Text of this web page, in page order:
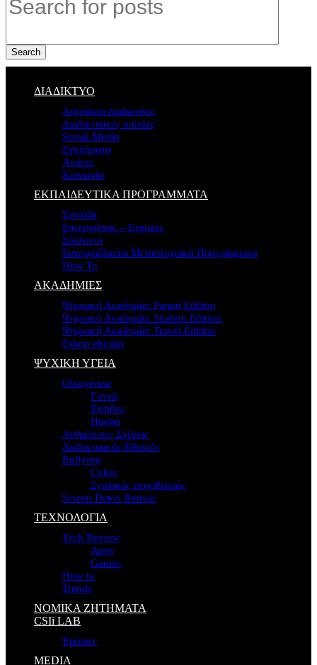
Search
ΔΙΑΔΙΚΤΥΟ
Ασφάλεια διαδικτύου
Διαδικτυακές απειλές
Social Media
Εγκλήματα
Απάτες
Κοινωνία
ΕΚΠΑΙΔΕΥΤΙΚΑ ΠΡΟΓΡΑΜΜΑΤΑ
Σχολεία
Επιχειρήσεις – Εταιρίες
Σύλλογοι
Συνεργαζόμενα Μεταπτυχιακά Προγράμματα
How To
ΑΚΑΔΗΜΙΕΣ
Ψηφιακή Ακαδημία: Parent Edition
Ψηφιακή Ακαδημία: Student Edition
Ψηφιακή Ακαδημία: Travel Edition
Eshop ebooks
ΨΥΧΙΚΗ ΥΓΕΙΑ
Οικογένεια
Γονείς
Έφηβος
Παιδιά
Ανθρώπινες Σχέσεις
Διαδικτυακός Εθισμός
Bullying
Cyber
Σχολικός εκφοβισμός
Screen Detox Retreat
ΤΕΧΝΟΛΟΓΙΑ
Tech Review
Apps
Games
How to
Trends
ΝΟΜΙΚΑ ΖΗΤΗΜΑΤΑ
CSIi LAB
Έρευνες
MEDIA